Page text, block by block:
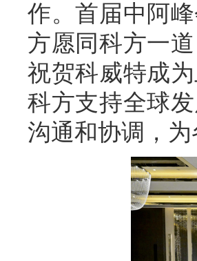
作。首届中阿
方愿同科方一
祝贺科威特成
科方支持全球
沟通和协调，